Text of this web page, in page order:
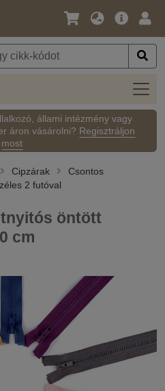
Nyelv
Pénznem
Fő
állami intézmény vagy
áron vásárolni? Regisztráljon
most
Cipzárak
Csontos
2 futóval
öntött
cm